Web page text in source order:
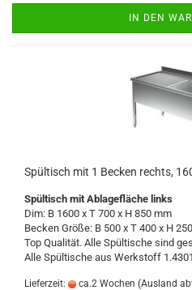
IN DEN
Spültisch mit 1 Becken rechts,
Spültisch mit Ablagefläche links
Dim: B 1600 x T 700 x H 850 mm
Becken Größe: B 500 x T 400 x H
Top Qualität. Alle Spültische sind
Alle Spültische aus Werkstoff
Lieferzeit: ca.2 Wochen (Ausland